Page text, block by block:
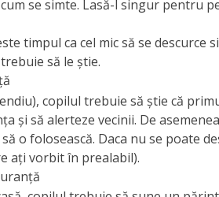
se simte. Lasă-l singur pentru
timpul ca cel mic să se descurce
să le ştie.
copilul trebuie să ştie că
şi să alerteze vecinii. De
o folosească. Daca nu se poate
aţi vorbit în prealabil).